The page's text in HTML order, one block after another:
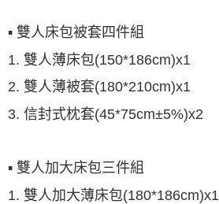
▪ 雙人床包被套四件組
1. 雙人薄床包(150*186cm)x1
2. 雙人薄被套(180*210cm)x1
3. 信封式枕套(45*75cm±5%)x2
▪ 雙人加大床包三件組
1. 雙人加大薄床包(180*186cm)x1